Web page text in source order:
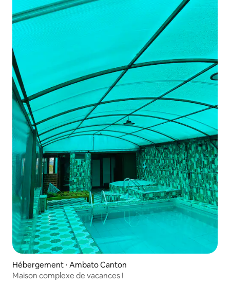
Hébergement ⋅ Ambato Canton
Maison complexe de vacances !